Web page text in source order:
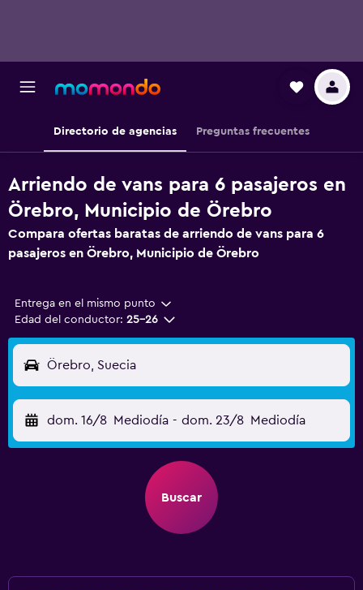
Directorio de agencias Preguntas frecuentes
Arriendo de vans para 6 pasajeros en
Örebro, Municipio de Örebro
Compara ofertas baratas de arriendo de vans para 6
pasajeros en Örebro, Municipio de Örebro
Entrega en el mismo punto
Edad del conductor: 25-26
Örebro, Suecia
dom. 16/8 Mediodía - dom. 23/8 Mediodía
Buscar